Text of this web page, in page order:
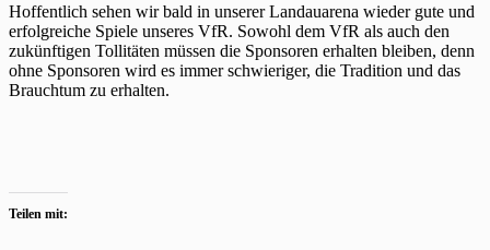
Hoffentlich sehen wir bald in unserer Landauarena wieder gute und
erfolgreiche Spiele unseres VfR. Sowohl dem VfR als auch den
zukünftigen Tollitäten müssen die Sponsoren erhalten bleiben, denn
ohne Sponsoren wird es immer schwieriger, die Tradition und das
Brauchtum zu erhalten.
Teilen mit: